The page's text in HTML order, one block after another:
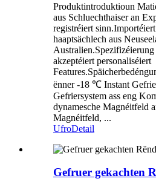
Produktintroduktioun
aus Schluechthaiser an
registréiert
haaptsächlech aus
akzeptéiert personaliséiert
ënner -18 ℃ Instant
Gefriersystem ass eng
dynamesche Magnéitfeld
Magnéitfeld, ...
UfroDetail
Gefruer gekachten